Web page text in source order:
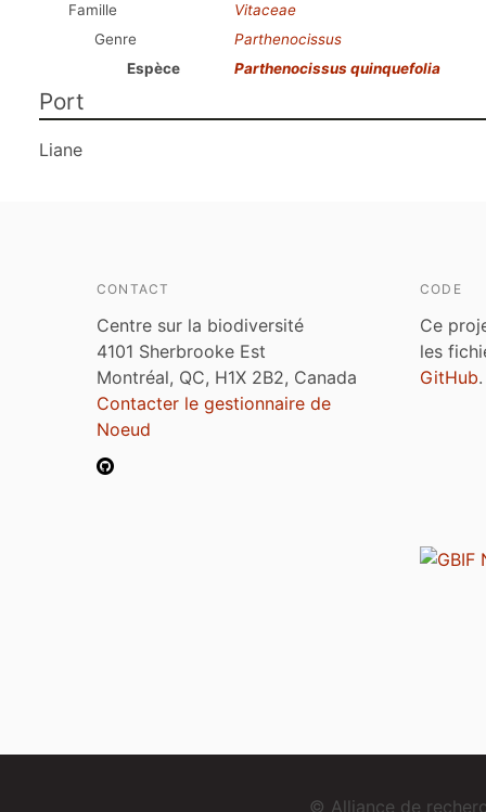
Famille
Vitaceae
Genre
Parthenocissus
Espèce
Parthenocissus quinquefolia
Port
Liane
CONTACT
Centre sur la biodiversité
4101 Sherbrooke Est
Montréal, QC, H1X 2B2, Canada
Contacter le gestionnaire de
Noeud
CODE
Ce
les
GitHub.
© Alliance de